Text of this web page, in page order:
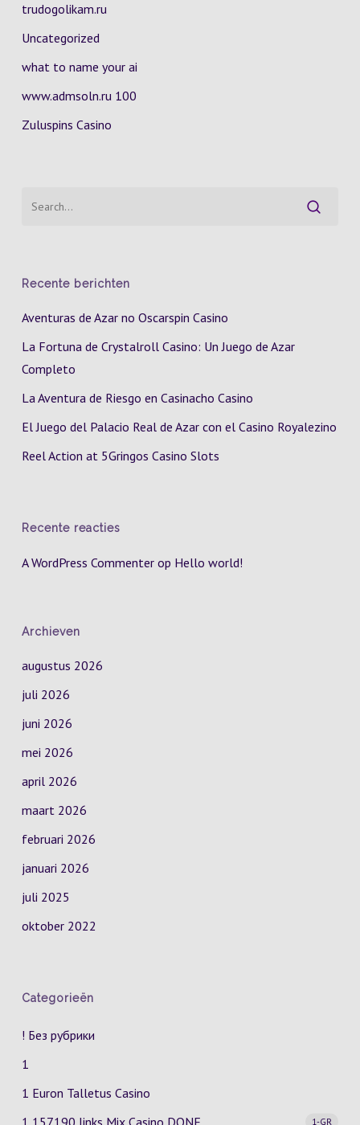
trudogolikam.ru
Uncategorized
what to name your ai
www.admsoln.ru 100
Zuluspins Casino
Recente berichten
Aventuras de Azar no Oscarspin Casino
La Fortuna de Crystalroll Casino: Un Juego de Azar
Completo
La Aventura de Riesgo en Casinacho Casino
El Juego del Palacio Real de Azar con el Casino Royalezino
Reel Action at 5Gringos Casino Slots
Recente reacties
A WordPress Commenterop Hello world!
Archieven
augustus 2026
juli 2026
juni 2026
mei 2026
april 2026
maart 2026
februari 2026
januari 2026
juli 2025
oktober 2022
Categorieën
! Без рубрики
1
1 Euron Talletus Casino
1 157190 links Mix Casino
1-GR
DONE